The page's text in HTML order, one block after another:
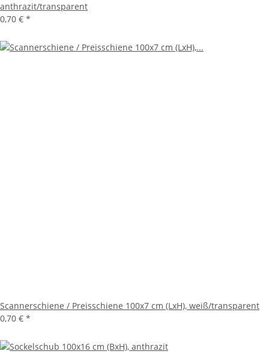
anthrazit/transparent
0,70 € *
Scannerschiene / Preisschiene 100x7 cm (LxH), weiß/transparent
0,70 € *